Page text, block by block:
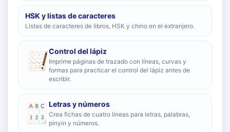
HSK y listas de caracteres
Listas de caracteres de libros, HSK y chino en el extranjero.
Control del lápiz
Imprime páginas de trazado con líneas, curvas y
formas para practicar el control del lápiz antes de
escribir.
Letras y números
Crea fichas de cuatro líneas para letras, palabras,
pinyin y números.